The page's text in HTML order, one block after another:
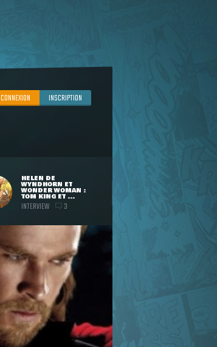
CONNEXION INSCRIPTION
HELEN DE
WYNDHORN ET
WONDER WOMAN :
TOM KING ET ...
INTERVIEW 3